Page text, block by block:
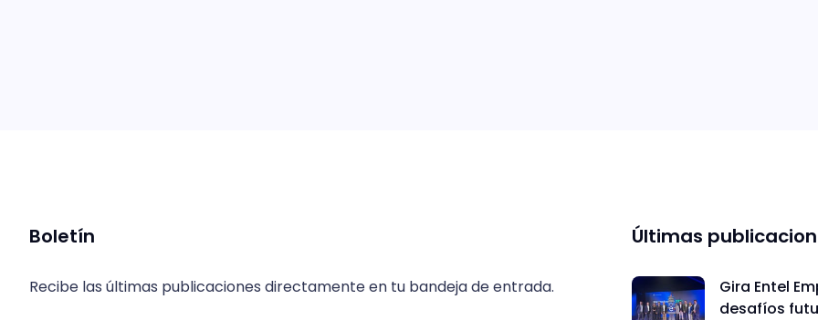
Boletín
Recibe las últimas publicaciones directamente en tu bandeja de entrada.
Últimas
Gira Entel
desafíos